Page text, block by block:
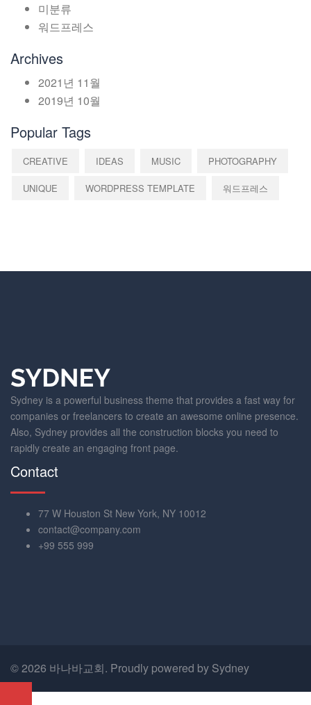
미분류
워드프레스
Archives
2021년 11월
2019년 10월
Popular Tags
CREATIVE IDEAS MUSIC PHOTOGRAPHY
UNIQUE WORDPRESS TEMPLATE 워드프레스
Sydney is a powerful business theme that provides a fast way for
companies or freelancers to create an awesome online presence.
Also, Sydney provides all the construction blocks you need to
rapidly create an engaging front page.
Contact
77 W Houston St New York, NY 10012
contact@company.com
+99 555 999
© 2026 바나바교회. Proudly powered by Sydney